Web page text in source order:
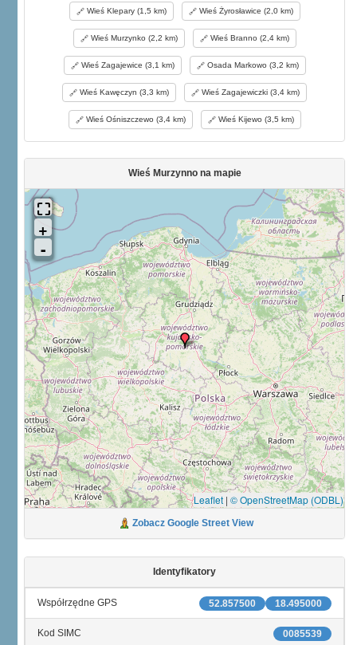
Wieś Klepary (1,5 km) Wieś Żyrosławice (2,0 km)
Wieś Murzynko (2,2 km) Wieś Branno (2,4 km)
Wieś Zagajewice (3,1 km) Osada Markowo (3,2 km)
Wieś Kawęczyn (3,3 km) Wieś Zagajewiczki (3,4 km)
Wieś Ośniszczewo (3,4 km) Wieś Kijewo (3,5 km)
Wieś Murzynno na mapie
Leaflet | © OpenStreetMap (ODBL)
Zobacz Google Street View
Identyfikatory
18.495000
52.857500
Współrzędne GPS
0085539
Kod SIMC